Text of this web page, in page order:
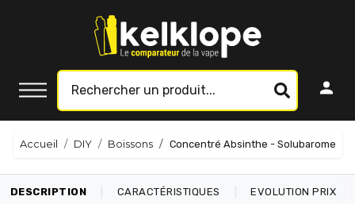
Accueil DIY Boissons Concentré Absinthe - Solubarome
DESCRIPTION CARACTÉRISTIQUES EVOLUTION PRIX